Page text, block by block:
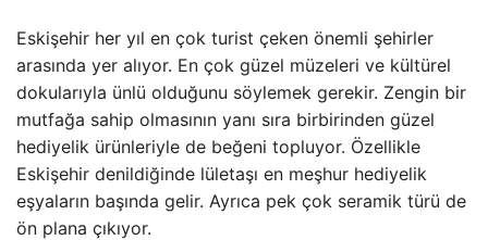
Eskişehir her yıl en çok turist çeken önemli şehirler
arasında yer alıyor. En çok güzel müzeleri ve kültürel
dokularıyla ünlü olduğunu söylemek gerekir. Zengin bir
mutfağa sahip olmasının yanı sıra birbirinden güzel
hediyelik ürünleriyle de beğeni topluyor. Özellikle
Eskişehir denildiğinde lületaşı en meşhur hediyelik
eşyaların başında gelir. Ayrıca pek çok seramik türü de
ön plana çıkıyor.